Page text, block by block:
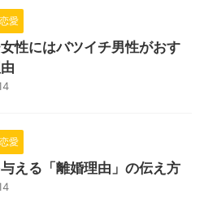
愛
性にはバツイチ男性がおす
愛
える「離婚理由」の伝え方